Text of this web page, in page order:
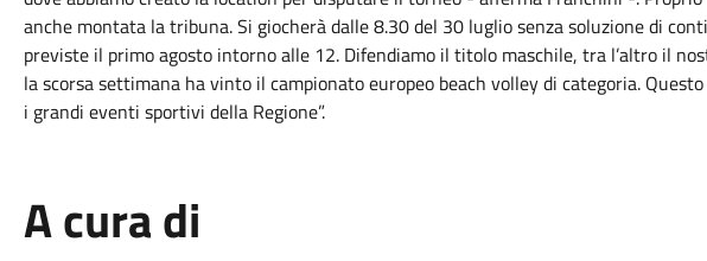
anche montata la tribuna. Si giocherà dalle 8.30 del 30 luglio senza soluzione di
previste il primo agosto intorno alle 12. Difendiamo il titolo maschile, tra l’altro il
la scorsa settimana ha vinto il campionato europeo beach volley di categoria.
i grandi eventi sportivi della Regione”.
A cura di